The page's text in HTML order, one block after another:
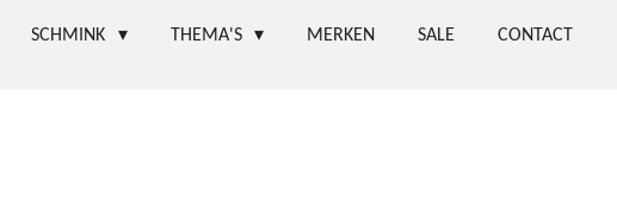
SCHMINK THEMA'S MERKEN SALE CONTACT